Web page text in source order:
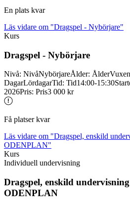
En plats kvar
Läs vidare om "Dragspel - Nybörjare"
Kurs
Dragspel - Nybörjare
Nivå: NivåNybörjareÅlder: Ålder
DagarLördagarTid: Tid14:00-15:30
2026Pris: Pris3 000 kr
Få platser kvar
Läs vidare om "Dragspel, enskild
ODENPLAN"
Kurs
Individuell undervisning
Dragspel, enskild
ODENPLAN